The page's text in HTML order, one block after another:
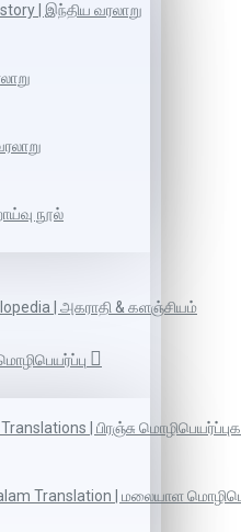
| இந்திய வரலாறு
நூல்
| அகராதி & களஞ்சியம்
| பிரஞ்சு
Translation | மலையாள